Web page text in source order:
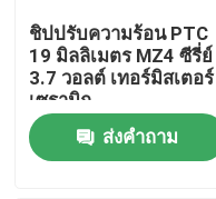
บ้าน
ชิปปรับความร้อน PTC
19 มิลลิเมตร MZ4 ซีรี่ย์
3.7 วอลต์ เทอร์มิสเตอร์
เซรามิก
ส่งคำถาม